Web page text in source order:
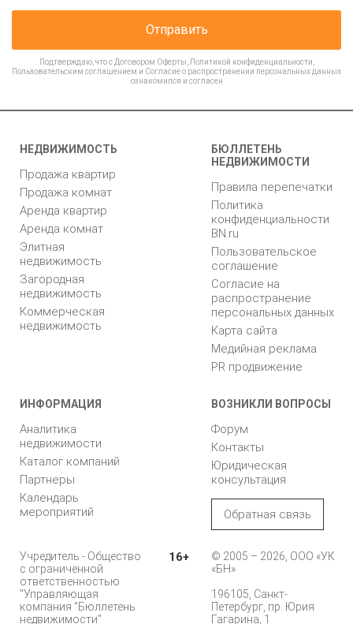
Отправить
Подтверждаю, что с Договором Оферты Политикой конфиденциальности
Пользовательским соглашением и Согласие о распространении персональных данных
ознакомился и согласен
НЕДВИЖИМОСТЬ
Продажа квартир
Продажа комнат
Аренда квартир
Аренда комнат
Элитная
недвижимость
Загородная
недвижимость
Коммерческая
недвижимость
БЮЛЛЕТЕНЬ
НЕДВИЖИМОСТИ
Правила перепечатки
Политика
конфиденциальности
BN.ru
Пользовательское
соглашение
Согласие на
распространение
персональных данных
Карта сайта
Медийная реклама
PR продвижение
ИНФОРМАЦИЯ
Аналитика
недвижимости
Каталог компаний
Партнеры
Календарь
мероприятий
ВОЗНИКЛИ ВОПРОСЫ
Форум
Контакты
Юридическая
консультация
Обратная связь
Учредитель - Общество
с ограниченной
ответственностью
"Управляющая
компания "Бюллетень
недвижимости"
16+
© 2005 – 2026, ООО «УК
«БН»
196105, Санкт-
Петербург, пр. Юрия
Гагарина, 1